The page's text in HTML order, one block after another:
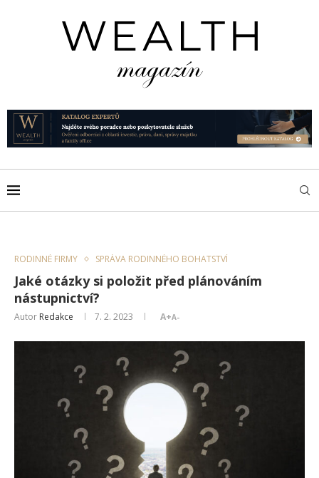
RODINNÉ FIRMY SPRÁVA RODINNÉHO BOHATSTVÍ
Jaké otázky si položit před plánováním
nástupnictví?
Autor Redakce 7. 2. 2023 A+A-